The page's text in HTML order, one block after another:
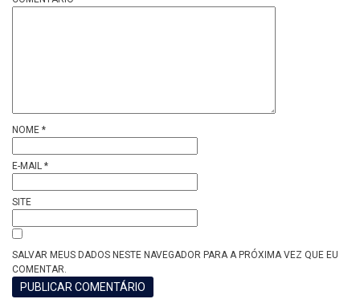
NOME *
E-MAIL *
SITE
SALVAR MEUS DADOS NESTE NAVEGADOR PARA A PRÓXIMA VEZ QUE EU
COMENTAR.